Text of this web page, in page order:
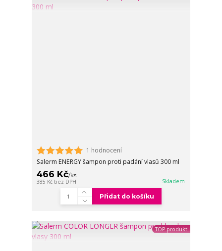
1 hodnocení
Salerm ENERGY šampon proti padání vlasů 300 ml
466 Kč/ks
385 Kč bez DPH Skladem
Přidat do košíku
TOP produkt